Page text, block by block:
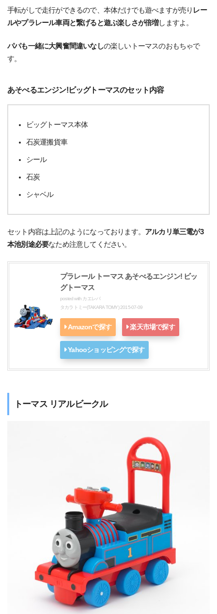
手転がしで走行ができるので、本体だけでも遊べますが売り レー
ルやプラレール車両と繋げると遊ぶ楽しさが倍増しますよ。
パパも一緒に大興奮間違いなしの楽しいトーマスのおもちゃで
す。
あそべるエンジン!ビッグトーマスのセット内容
ビッグトーマス本体
石炭運搬貨車
シール
石炭
シャベル
セット内容は上記のようになっております。 アルカリ単三電が3
本池別途必要なため注意してください。
プラレール トーマス あそべるエンジン! ビッ
グトーマス
posted with カエレバ
タカラトミー(TAKARA TOMY) 2015-07-09
Amazonで探す 楽天市場で探す
Yahooショッピングで探す
トーマス リアルビークル